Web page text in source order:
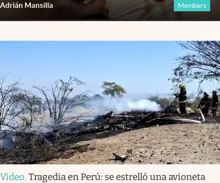
Adrián Mansilla Members
Video. Tragedia en Perú: se estrelló una avioneta